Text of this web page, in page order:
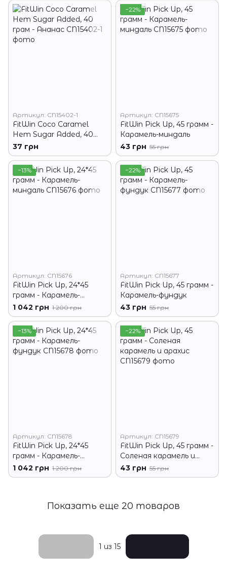
Артикул: CN15402-1
FitWin Coco Caramel
Нет Sugar Added, 40
грам - Ананас
37 грн
−22%
Артикул: CN15675
FitWin Pick Up, 45 грамм -
Карамель-миндаль
43 грн 55 грн
−13%
Артикул: CN15676
FitWin Pick Up, 24*45
грамм - Карамель-
миндаль
1 042 грн 1 200 грн
−22%
Артикул: CN15677
FitWin Pick Up, 45 грамм -
Карамель-фундук
43 грн 55 грн
−13%
Артикул: CN15678
FitWin Pick Up, 24*45
грамм - Карамель-
фундук
1 042 грн 1 200 грн
−22%
Артикул: CN15679
FitWin Pick Up, 45 грамм -
Соленая карамель и
арахис
43 грн 55 грн
Показать еще 20 товаров
1 из 15